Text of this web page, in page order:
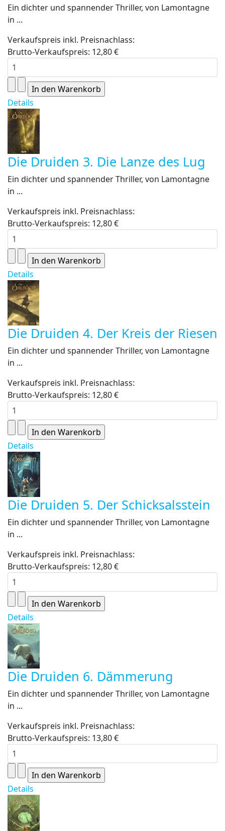
Ein dichter und spannender Thriller, von Lamontagne
in ...
Verkaufspreis inkl. Preisnachlass:
Brutto-Verkaufspreis: 12,80 €
Details
Die Druiden 3. Die Lanze des Lug
Ein dichter und spannender Thriller, von Lamontagne
in ...
Verkaufspreis inkl. Preisnachlass:
Brutto-Verkaufspreis: 12,80 €
Details
Die Druiden 4. Der Kreis der Riesen
Ein dichter und spannender Thriller, von Lamontagne
in ...
Verkaufspreis inkl. Preisnachlass:
Brutto-Verkaufspreis: 12,80 €
Details
Die Druiden 5. Der Schicksalsstein
Ein dichter und spannender Thriller, von Lamontagne
in ...
Verkaufspreis inkl. Preisnachlass:
Brutto-Verkaufspreis: 12,80 €
Details
Die Druiden 6. Dämmerung
Ein dichter und spannender Thriller, von Lamontagne
in ...
Verkaufspreis inkl. Preisnachlass:
Brutto-Verkaufspreis: 13,80 €
Details